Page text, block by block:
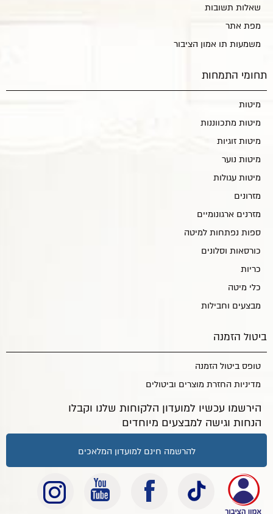
שאלות תשובות
מפת אתר
משמעות תו אמון הציבור
תחומי התמחות
מיטות
מיטות מתכווננות
מיטות זוגיות
מיטות נוער
מיטות עגולות
מזרונים
מזרנים ארגונומיים
ספות נפתחות למיטה
כורסאות וסלונים
כריות
כלי מיטה
מבצעים וחבילות
ביטול הזמנה
טופס ביטול הזמנה
מדיניות החזרת מוצרים וביטולים
הירשמו עכשיו למועדון הלקוחות שלנו וקבלו
הנחות וגישה למבצעים מיוחדים
להרשמה חינם למועדון המלאכים